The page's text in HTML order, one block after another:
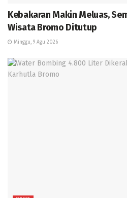
Kebakaran Makin Meluas,
Wisata Bromo Ditutup
Minggu, 9 Agu 2026